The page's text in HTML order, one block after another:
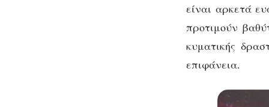
είναι αρκετά
προτιμούν
κυματικής
επιφάνεια.